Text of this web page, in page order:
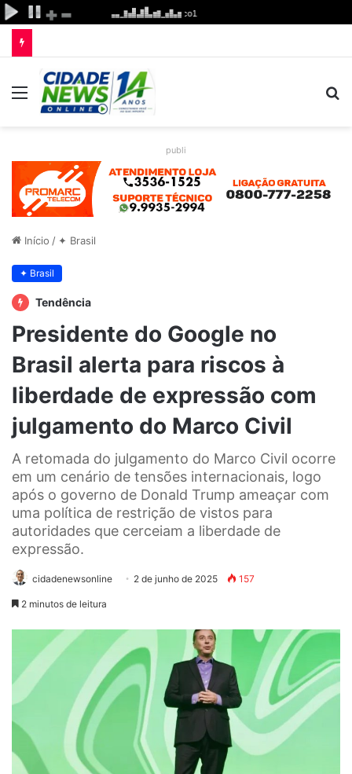
Menu
publi
Início / ✦ Brasil
✦ Brasil
Tendência
Presidente do Google no
Brasil alerta para riscos à
liberdade de expressão com
julgamento do Marco Civil
A retomada do julgamento do Marco Civil ocorre
em um cenário de tensões internacionais, logo
após o governo de Donald Trump ameaçar com
uma política de restrição de vistos para
autoridades que cerceiam a liberdade de
expressão.
cidadenewsonline 2 de junho de 2025 157
2 minutos de leitura